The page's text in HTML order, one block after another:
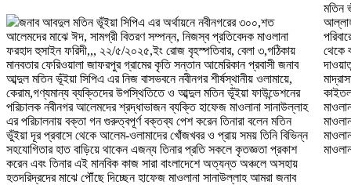
জনাব আবদুল মতিন ভূঁইয়া সিপিএ এর অর্থায়নে নবীনগরের ৩০০,শত
আলেমদের মাঝে ঈদ, সামগ্রী বিতরণ সম্পন্ন, নিজস্ব প্রতিবেদক মাওলানা
ফরহাদ হুসাইন ফরিদী,,, ২২/৫/২০২৫,ইং রোজ বৃহস্পতিবার, বেলা ৩,গঠিকায়
মানবতার ফেরিওয়ালা জাফরপুর গ্রামের কৃতি সন্তান আমেরিকান প্রবাসী জনাব
আব্দুল মতিন ভূঁইয়া সিপিএ এর নিজ বাসভবনে নবীনগর শীর্ষস্থানীয় ওলামায়ে,
কেরাম,গণ্যমান্য ব্যক্তিদের উপস্থিতিতে ও আব্দুল মতিন ভূঁইয়া ফাউন্ডেশনের
পরিচালক নবীনগর আলেমদের শ্রদ্ধাভাজন ব্যক্তি হাফেজ মাওলানা সানাউল্লাহ
এর পরিচালনায় বক্তা গন গুরুত্বপূর্ণ বক্তব্য পেশ করেন তিনারা বলেন মতিন
ভুঁইয়া দূর প্রবাসে থেকে আলেম-ওলামাদের খোঁজখবর ও প্রায় সময় তিনি বিভিন্ন
সহযোগিতার হাত বাড়িয়ে থাকেন এজন্য তিনার প্রতি সকলে কৃতজ্ঞতা প্রকাশ
করেন এবং তিনার এই মানবিক কাজ সারা বাংলাদেশে অত্যন্ত অঞ্চলে অসহায়
হতদরিদ্রদের মাঝে পৌঁছে দিচ্ছেন হাফেজ মাওলানা সানাউল্লাহ আমরা জনাব
মতিন
আল্লাহ তাআলার কাছে শুকরিয়া আদায় করছি উনার নেক হায়াত কামনা করছি
পরিবারের যারা কবরে চলে গেছেন সকলের জন্য দোয়া কামনা করছি উপস্থিত
থেকে বক্তব্য প্রদান করেন,, হাফেজ মাওলানা মকবুল সাহেব সাধারণ সম্পাদক
দাওয়াতুল হক পরিষদ নবীনগর মওলানা মুজ্জাম্মেল হক শিক্ষক কাসেমুল উলুম
মাদ্রাসা নবীনগর মাওলানা ওমর ফারুক মেরকুটা,, মাওলানা নাজির হুসাইন
কাইতলা, মাওলানা আবুল হাসান বিদ্যাকুট মাওলানা আব্দুর রৌফ,নবীনগর,
মাওলানা জাহিদুল ইসলাম সাধারণ সম্পাদক হেফাজতে ইসলাম নবীনগর পৌর শাখা
মাওলানা ছাদেকুল ইসলাম নবীনগর, মাওলানা মহসিনুল করিম হারুনী, বড়াইল,,
মাওলানা রাকিবুল ইসলাম তাজ, টিয়ারা, মাওলানা মুখতার আহমদ আমিনী নবীনগর,,